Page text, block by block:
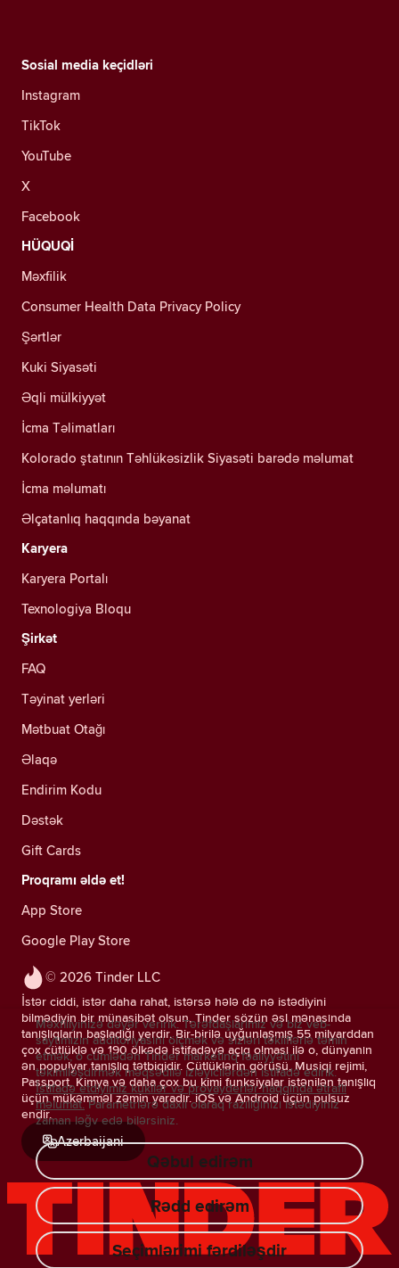
© 2026 Tinder LLC
İstər ciddi, istər daha rahat, istərsə hələ də nə istədiyini
bilmədiyin bir münasibət olsun, Tinder sözün əsl mənasında
tanışlıqların başladığı yerdir. Bir-birilə uyğunlaşmış 55 milyarddan
çox cütlüklə və 190 ölkədə istifadəyə açıq olması ilə o, dünyanın
ən populyar tanışlıq tətbiqidir. Cütlüklərin görüşü, Musiqi rejimi,
Passport, Kimya və daha çox bu kimi funksiyalar istənilən tanışlıq
üçün mükəmməl zəmin yaradır. iOS və Android üçün pulsuz
endir.
Azerbaijani
Sosial media keçidləri
Instagram
TikTok
YouTube
X
Facebook
HÜQUQİ
Məxfilik
Consumer Health Data Privacy Policy
Şərtlər
Kuki Siyasəti
Əqli mülkiyyət
İcma Təlimatları
Kolorado ştatının Təhlükəsizlik Siyasəti barədə məlumat
İcma məlumatı
Əlçatanlıq haqqında bəyanat
Karyera
Karyera Portalı
Texnologiya Bloqu
Şirkət
FAQ
Təyinat yerləri
Mətbuat Otağı
Əlaqə
Endirim Kodu
Dəstək
Gift Cards
Proqramı əldə et!
App Store
Google Play Store
Məxfiliyinizə dəyər veririk. Tərəfdaşlarımız və biz veb-
saytımızın auditoriyasını ölçmək və sizləri təkliflərlə təmin
etmək, o cümlədən Tinder marketinq fəaliyyətini
təkimlləşdirmək məqsədilə izləyicilərdən istifadə edirik.
İstifadə etdiyimiz kukilər və provayderlər haqqında ətraflı
məlumat. Parametrlərə daxil olaraq razılığınızı istədiyiniz
zaman ləğv edə bilərsiniz.
Qəbul edirəm
Rədd edirəm
Seçimlərimi fərdiləşdir